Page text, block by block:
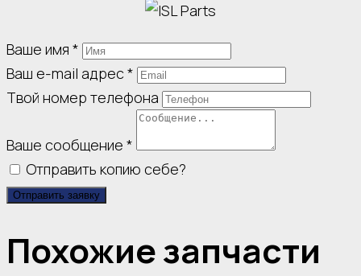
Ваше имя *
Ваш e-mail адрес*
Твой номер телефона
Ваше сообщение *
Отправить копию себе?
Отправить заявку
Похожие запчасти